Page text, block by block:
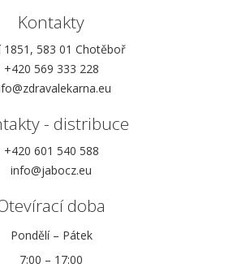
Kontakty
1851, 583 01 Chotěboř
+420 569 333 228
- distribuce
+420 601 540 588
info@jabocz.eu
doba
Pondělí – Pátek
7:00 – 17:00